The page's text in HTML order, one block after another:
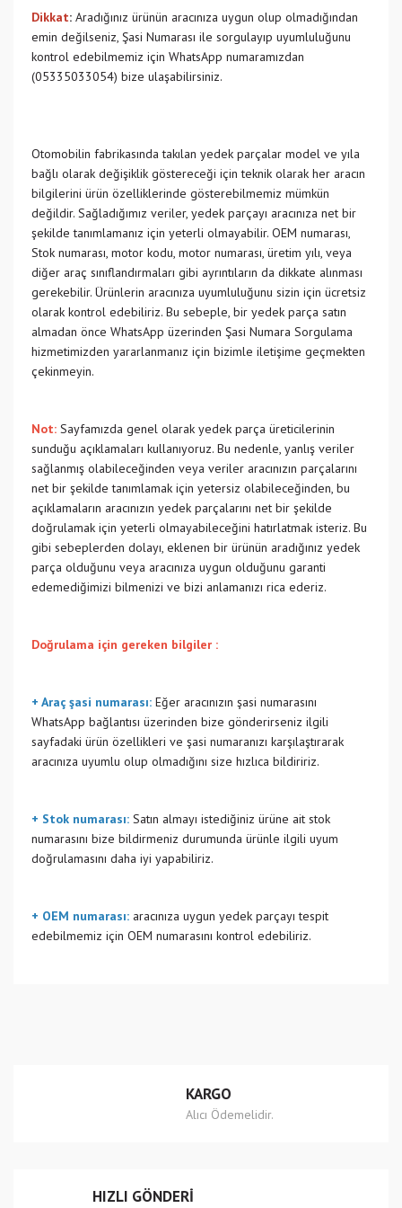
Dikkat: Aradığınız ürünün aracınıza uygun olup olmadığından
emin değilseniz, Şasi Numarası ile sorgulayıp uyumluluğunu
kontrol edebilmemiz için WhatsApp numaramızdan
(05335033054) bize ulaşabilirsiniz.
Otomobilin fabrikasında takılan yedek parçalar model ve yıla
bağlı olarak değişiklik göstereceği için teknik olarak her aracın
bilgilerini ürün özelliklerinde gösterebilmemiz mümkün
değildir. Sağladığımız veriler, yedek parçayı aracınıza net bir
şekilde tanımlamanız için yeterli olmayabilir. OEM numarası,
Stok numarası, motor kodu, motor numarası, üretim yılı, veya
diğer araç sınıflandırmaları gibi ayrıntıların da dikkate alınması
gerekebilir. Ürünlerin aracınıza uyumluluğunu sizin için ücretsiz
olarak kontrol edebiliriz. Bu sebeple, bir yedek parça satın
almadan önce WhatsApp üzerinden Şasi Numara Sorgulama
hizmetimizden yararlanmanız için bizimle iletişime geçmekten
çekinmeyin.
Not: Sayfamızda genel olarak yedek parça üreticilerinin
sunduğu açıklamaları kullanıyoruz. Bu nedenle, yanlış veriler
sağlanmış olabileceğinden veya veriler aracınızın parçalarını
net bir şekilde tanımlamak için yetersiz olabileceğinden, bu
açıklamaların aracınızın yedek parçalarını net bir şekilde
doğrulamak için yeterli olmayabileceğini hatırlatmak isteriz. Bu
gibi sebeplerden dolayı, eklenen bir ürünün aradığınız yedek
parça olduğunu veya aracınıza uygun olduğunu garanti
edemediğimizi bilmenizi ve bizi anlamanızı rica ederiz.
Doğrulama için gereken bilgiler :
+ Araç şasi numarası: Eğer aracınızın şasi numarasını
WhatsApp bağlantısı üzerinden bize gönderirseniz ilgili
sayfadaki ürün özellikleri ve şasi numaranızı karşılaştırarak
aracınıza uyumlu olup olmadığını size hızlıca bildiririz.
+ Stok numarası: Satın almayı istediğiniz ürüne ait stok
numarasını bize bildirmeniz durumunda ürünle ilgili uyum
doğrulamasını daha iyi yapabiliriz.
+ OEM numarası: aracınıza uygun yedek parçayı tespit
edebilmemiz için OEM numarasını kontrol edebiliriz.
Ürün açıklamasında eksik bilgiler bulunuyor.
Bu ürüne benzer farklı alternatifler olmalı.
KARGO
Alıcı Ödemelidir.
HIZLI GÖNDERİ